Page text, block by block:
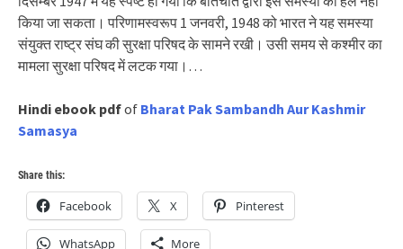
किया जा सकता। परिणामस्वरूप 1 जनवरी, 1948 को भारत ने यह समस्या
संयुक्त राष्ट्र संघ की सुरक्षा परिषद के सामने रखी। उसी समय से कश्मीर का
मामला सुरक्षा परिषद में लटक गया।…
Hindi ebook pdfof Bharat Pak Sambandh Aur Kashmir
Samasya
Share this:
Facebook X Pinterest
WhatsApp More